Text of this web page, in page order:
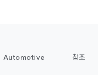
Automotive 참조